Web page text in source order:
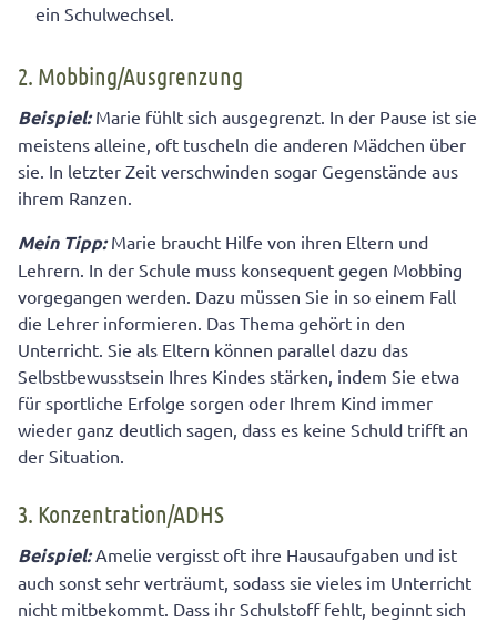
ein Schulwechsel.
2. Mobbing/Ausgrenzung
Beispiel:Marie fühlt sich ausgegrenzt. In der Pause ist sie
meistens alleine, oft tuscheln die anderen Mädchen über
sie. In letzter Zeit verschwinden sogar Gegenstände aus
ihrem Ranzen.
Mein Tipp:Marie braucht Hilfe von ihren Eltern und
Lehrern. In der Schule muss konsequent gegen Mobbing
vorgegangen werden. Dazu müssen Sie in so einem Fall
die Lehrer informieren. Das Thema gehört in den
Unterricht. Sie als Eltern können parallel dazu das
Selbstbewusstsein Ihres Kindes stärken, indem Sie etwa
für sportliche Erfolge sorgen oder Ihrem Kind immer
wieder ganz deutlich sagen, dass es keine Schuld trifft an
der Situation.
3. Konzentration/ADHS
Beispiel:Amelie vergisst oft ihre Hausaufgaben und ist
auch sonst sehr verträumt, sodass sie vieles im Unterricht
nicht mitbekommt. Dass ihr Schulstoff fehlt, beginnt sich